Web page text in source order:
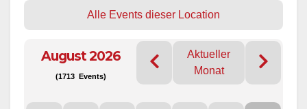
Alle Events dieser Location
August 2026
(1713 Events)
Aktueller
Monat